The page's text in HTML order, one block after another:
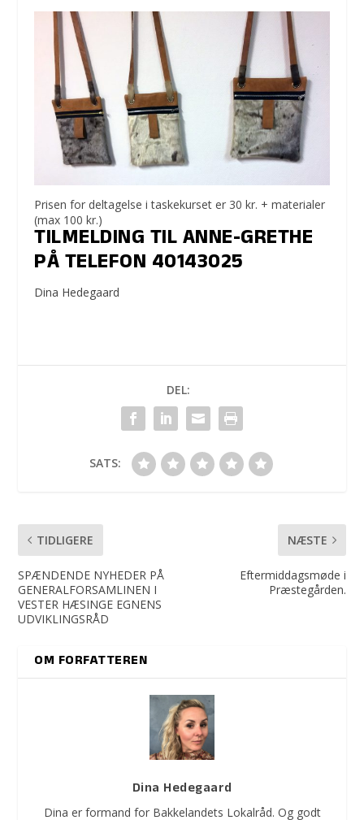
Prisen for deltagelse i taskekurset er 30 kr. + materialer
(max 100 kr.)
TILMELDING TIL ANNE-GRETHE
PÅ TELEFON 40143025
Dina Hedegaard
DEL:
SATS:
TIDLIGERE
SPÆNDENDE NYHEDER PÅ
GENERALFORSAMLINEN I
VESTER HÆSINGE EGNENS
UDVIKLINGSRÅD
NÆSTE
Eftermiddagsmøde i
Præstegården.
OM FORFATTEREN
Dina Hedegaard
Dina er formand for Bakkelandets Lokalråd. Og godt